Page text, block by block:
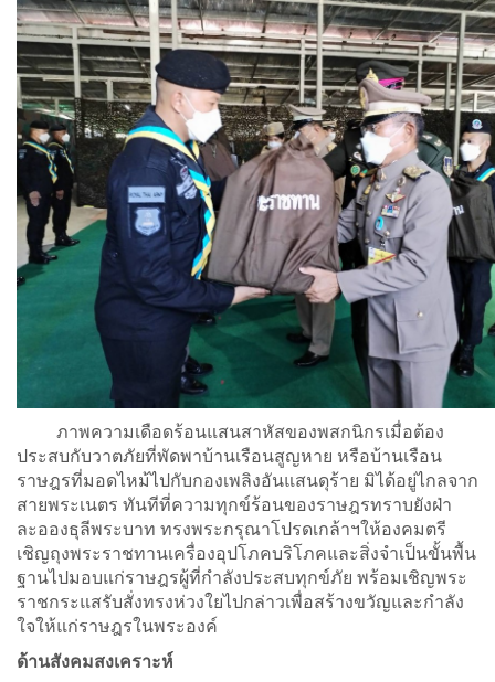
ภาพความเดือดร้อนแสนสาหัสของพสกนิกรเมื่อต้อง
ประสบกับวาตภัยที่พัดพาบ้านเรือนสูญหาย หรือบ้านเรือน
ราษฎรที่มอดไหม้ไปกับกองเพลิงอันแสนดุร้าย มิได้อยู่ไกลจาก
สายพระเนตร ทันทีที่ความทุกข์ร้อนของราษฎรทราบยังฝ่า
ละอองธุลีพระบาท ทรงพระกรุณาโปรดเกล้าฯให้องคมตรี
เชิญถุงพระราชทานเครื่องอุปโภคบริโภคและสิ่งจำเป็นขั้นพื้น
ฐานไปมอบแก่ราษฎรผู้ที่กำลังประสบทุกข์ภัย พร้อมเชิญพระ
ราชกระแสรับสั่งทรงห่วงใยไปกล่าวเพื่อสร้างขวัญและกำลัง
ใจให้แก่ราษฎรในพระองค์
ด้านสังคมสงเคราะห์